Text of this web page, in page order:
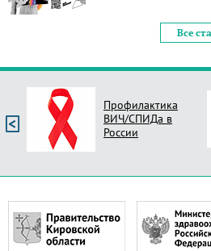
Все
Профилактика
ВИЧ/СПИДа в
России